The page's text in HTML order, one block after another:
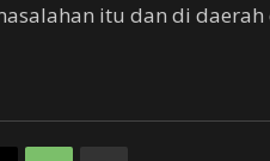
itu dan di